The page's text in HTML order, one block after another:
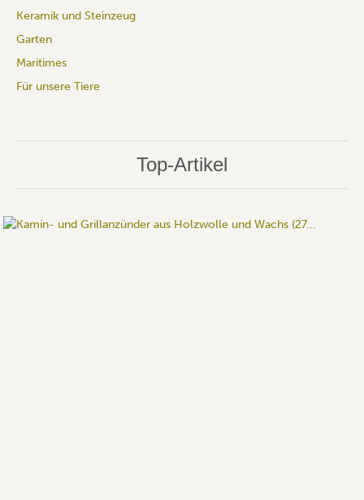
Keramik und Steinzeug
Garten
Maritimes
Für unsere Tiere
Top-Artikel